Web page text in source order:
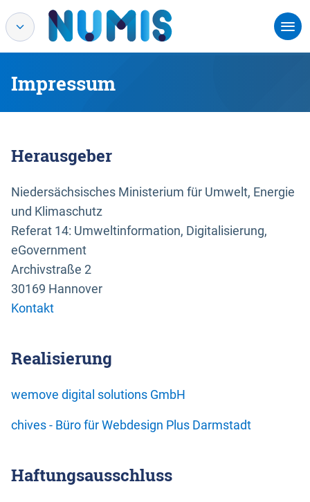
Impressum
Herausgeber
Niedersächsisches Ministerium für Umwelt, Energie
und Klimaschutz
Referat 14: Umweltinformation, Digitalisierung,
eGovernment
Archivstraße 2
30169 Hannover
Kontakt
Realisierung
wemove digital solutions GmbH
chives - Büro für Webdesign Plus Darmstadt
Haftungsausschluss